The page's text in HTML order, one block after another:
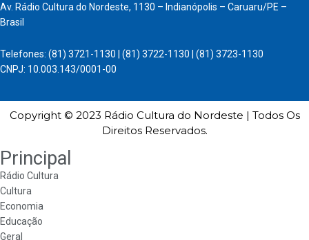
Av. Rádio Cultura do Nordeste, 1130 – Indianópolis – Caruaru/PE –
Brasil
Telefones: (81) 3721-1130 | (81) 3722-1130 | (81) 3723-1130
CNPJ: 10.003.143/0001-00
Copyright © 2023 Rádio Cultura do Nordeste | Todos Os
Direitos Reservados.
Principal
Rádio Cultura
Cultura
Economia
Educação
Geral